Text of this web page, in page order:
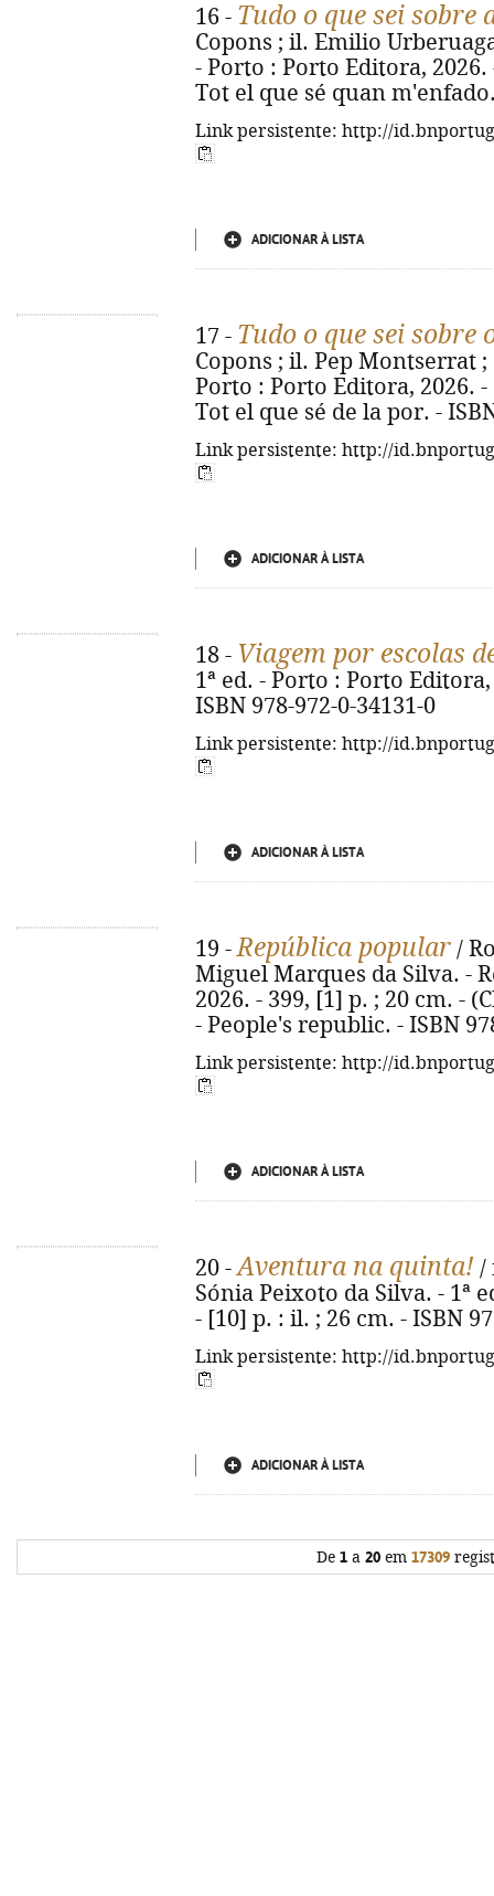
16 - Tudo o que sei sobre
Copons ; il. Emilio
- Porto : Porto Editora,
Tot el que sé quan
Link persistente: http://
ADICIONAR À LISTA
17 - Tudo o que sei sobre
Copons ; il. Pep Montserrat ;
Porto : Porto Editora, 2026.
Tot el que sé de la por. -
Link persistente: http://
ADICIONAR À LISTA
18 - Viagem por escolas
1ª ed. - Porto : Porto
ISBN 978-972-0-34131-0
Link persistente: http://
ADICIONAR À LISTA
19 -República popular /
Miguel Marques da Silva. -
2026. - 399, [1] p. ; 20 cm. -
- People's republic. - ISBN
Link persistente: http://
ADICIONAR À LISTA
20 -Aventura na quinta! /
Sónia Peixoto da Silva. - 1ª
- [10] p. : il. ; 26 cm. - ISBN
Link persistente: http://
ADICIONAR À LISTA
De 1 a 20 em 17309